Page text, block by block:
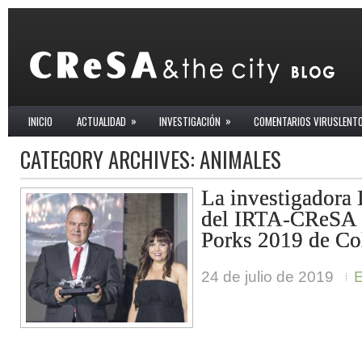
INICIO ACTUALIDAD » INVESTIGACIÓN » COMENTARIOS
CATEGORY ARCHIVES:ANIMALES
La investigadora
del IRTA-
Porks 2019 de
24 de julio de 2019